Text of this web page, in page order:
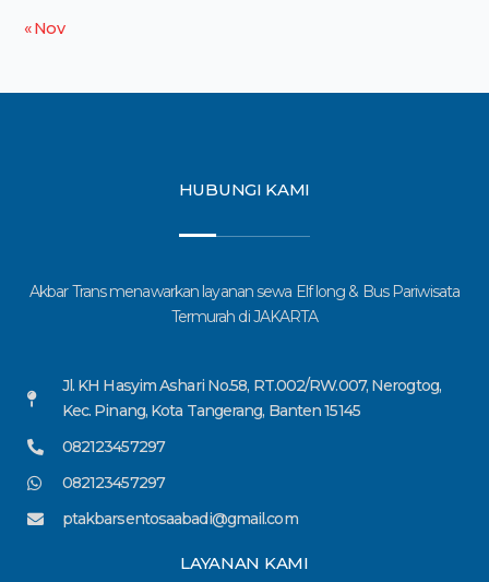
« Nov
HUBUNGI KAMI
Akbar Trans menawarkan layanan sewa Elf long & Bus Pariwisata
Termurah di JAKARTA
Jl. KH Hasyim Ashari No.58, RT.002/RW.007, Nerogtog,
Kec. Pinang, Kota Tangerang, Banten 15145
082123457297
082123457297
ptakbarsentosaabadi@gmail.com
LAYANAN KAMI